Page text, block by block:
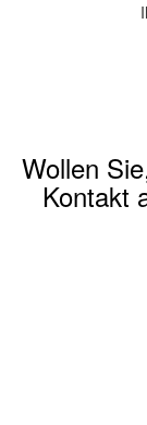
Wollen
Kontakt